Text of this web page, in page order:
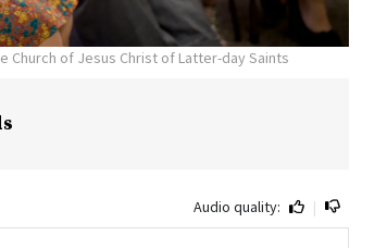
Church of Jesus Christ of Latter-day Saints
Audio quality: |